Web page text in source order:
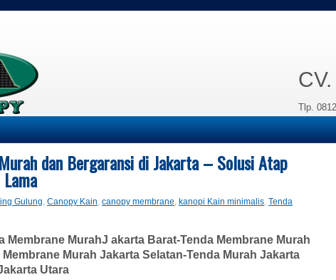
Tlp.
dan Bergaransi di Jakarta – Solusi Atap
Gulung, Canopy Kain, canopy membrane, kanopi Kain minimalis, Tenda
Membrane MurahJ akarta Barat-Tenda Membrane Murah
Murah Jakarta Selatan-Tenda Murah Jakarta
Utara